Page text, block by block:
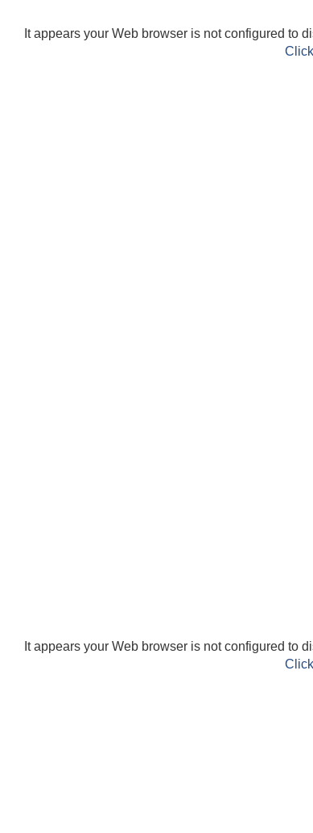
It appears your Web browser is not configured to
It appears your Web browser is not configured to